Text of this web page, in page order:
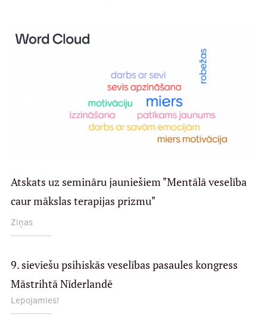
Atskats uz semināru jauniešiem "Mentālā veselība
caur mākslas terapijas prizmu"
Ziņas
9. sieviešu psihiskās veselības pasaules kongress
Māstrihtā Nīderlandē
Lepojamies!